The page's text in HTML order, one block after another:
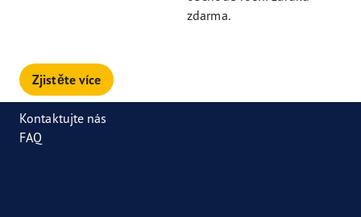
zdarma.
Zjistěte více
Kontaktujte nás
FAQ